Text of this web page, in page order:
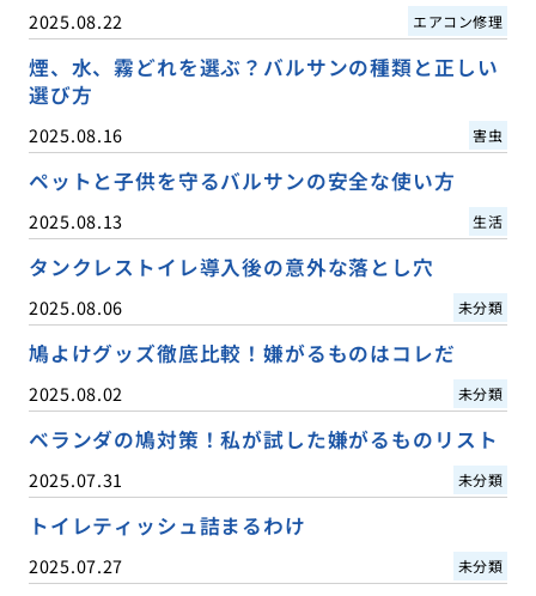
2025.08.22 エアコン修理
煙、水、霧どれを選ぶ？バルサンの種類と正しい
選び方
2025.08.16 害虫
ペットと子供を守るバルサンの安全な使い方
2025.08.13 生活
タンクレストイレ導入後の意外な落とし穴
2025.08.06 未分類
鳩よけグッズ徹底比較！嫌がるものはコレだ
2025.08.02 未分類
ベランダの鳩対策！私が試した嫌がるものリスト
2025.07.31 未分類
トイレティッシュ詰まるわけ
2025.07.27 未分類